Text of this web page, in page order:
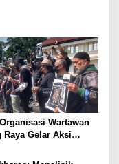
Wartawan
Raya Gelar Aksi